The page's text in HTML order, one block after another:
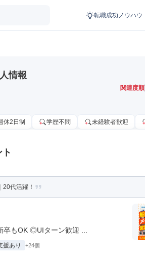
転職成功ノウハウ
情報
関連度順
休2日制 学歴不問 未経験者歓迎
20代活躍！
もOK ◎UIターン歓迎 ...
援あり +24個